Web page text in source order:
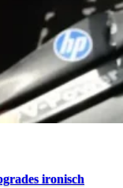
ironisch